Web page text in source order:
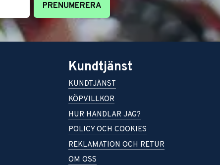
PRENUMERERA
Kundtjänst
KUNDTJÄNST
KÖPVILLKOR
HUR HANDLAR JAG?
POLICY OCH COOKIES
REKLAMATION OCH RETUR
OM OSS